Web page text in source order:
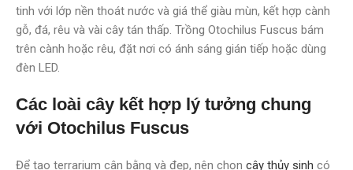
tinh với lớp nền thoát nước và giá thể giàu mùn, kết hợp cành
gỗ, đá, rêu và vài cây tán thấp. Trồng Otochilus Fuscus bám
trên cành hoặc rêu, đặt nơi có ánh sáng gián tiếp hoặc dùng
đèn LED.
Các loài cây kết hợp lý tưởng chung
với Otochilus Fuscus
Để tạo terrarium cân bằng và đẹp, nên chọn cây thủy sinh có